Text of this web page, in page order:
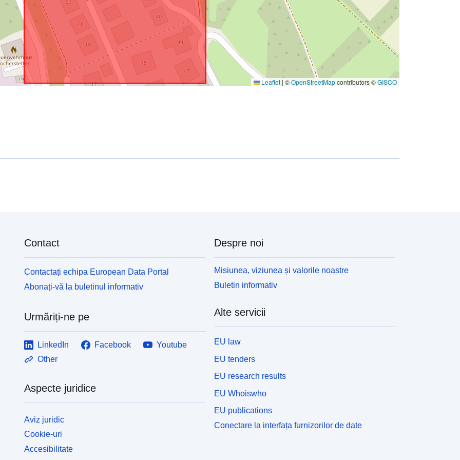
Leaflet | ©OpenStreetMapcontributors ©GISCO
Contact
Contactați echipa European Data Portal
Abonați-vă la buletinul informativ
Urmăriți-ne pe
LinkedIn Facebook
Youtube
Other
Aspecte juridice
Aviz juridic
Cookie-uri
Accesibilitate
Despre noi
Misiunea, viziunea și valorile noastre
Buletin informativ
Alte servicii
EU law
EU tenders
EU research results
EU Whoiswho
EU publications
Conectare la interfața furnizorilor de date